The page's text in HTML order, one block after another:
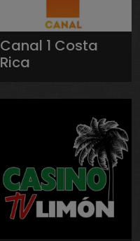
Canal 1 Costa
Rica